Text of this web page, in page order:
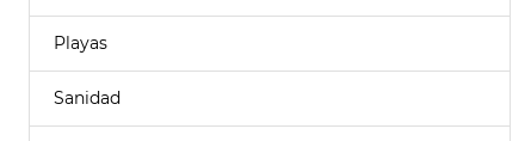
Playas
Sanidad